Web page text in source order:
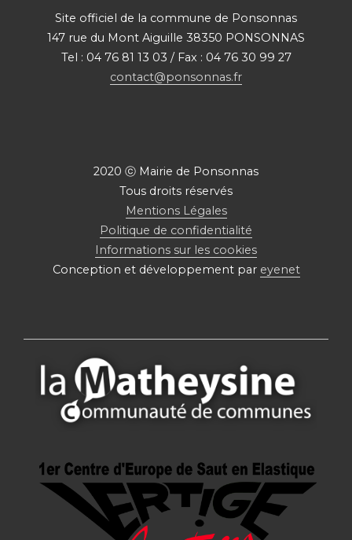
Site officiel de la commune de Ponsonnas
147 rue du Mont Aiguille 38350 PONSONNAS
Tel : 04 76 81 13 03 / Fax : 04 76 30 99 27
contact@ponsonnas.fr
2020 ⓒ Mairie de Ponsonnas
Tous droits réservés
Mentions Légales
Politique de confidentialité
Informations sur les cookies
Conception et développement par eyenet